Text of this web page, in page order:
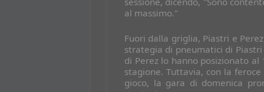
al massimo."
Fuori dalla griglia, Piastri e
strategia di pneumatici di
di Perez lo hanno posizionato
stagione. Tuttavia, con la
gioco, la gara di domenica